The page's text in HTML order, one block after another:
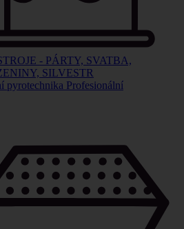
- PÁRTY, SVATBA,
SILVESTR
Profesionální